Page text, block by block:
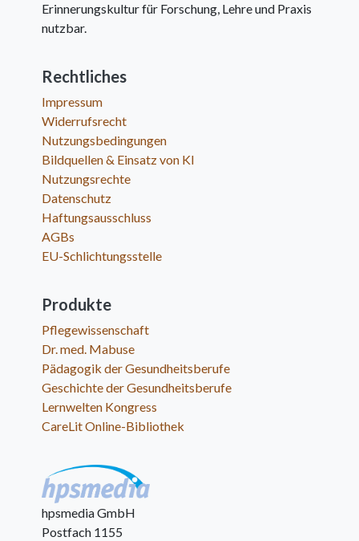
Erinnerungskultur für Forschung, Lehre und Praxis
nutzbar.
Rechtliches
Impressum
Widerrufsrecht
Nutzungsbedingungen
Bildquellen & Einsatz von KI
Nutzungsrechte
Datenschutz
Haftungsausschluss
AGBs
EU-Schlichtungsstelle
Produkte
Pflegewissenschaft
Dr. med. Mabuse
Pädagogik der Gesundheitsberufe
Geschichte der Gesundheitsberufe
Lernwelten Kongress
CareLit Online-Bibliothek
hpsmedia GmbH
Postfach 1155